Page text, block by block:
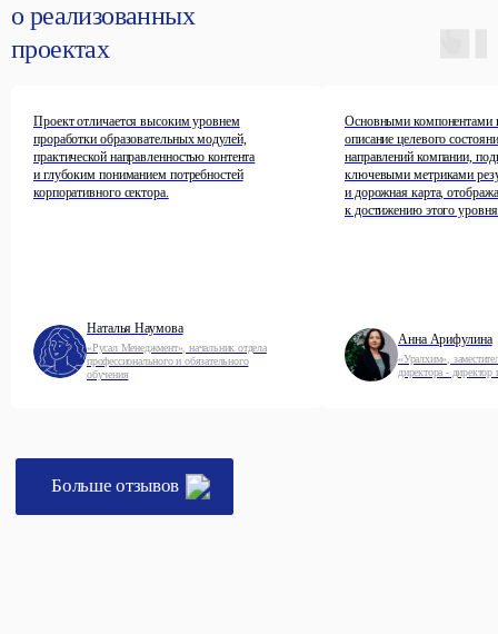
о реализованных
проектах
Проект отличается высоким уровнем
проработки образовательных модулей,
практической направленностью контента
и глубоким пониманием потребностей
корпоративного сектора.
Наталья Наумова
«Русал Менеджмент», начальник отдела
профессионального и обязательного
обучения
Основными компонентами
описание целевого
направлений компании,
ключевыми метриками
и дорожная карта,
к достижению этого
Анна Арифулина
«Уралхим»,
директора - директор
Мы обсудим ваши задачи, проведем
презентацию и ответим на все вопросы
менеджер свяжется с вами
в ближайшее время